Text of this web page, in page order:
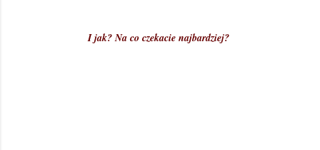
I jak? Na co czekacie najbardziej?